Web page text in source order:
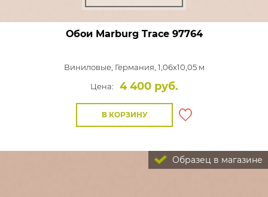
Обои Marburg Trace97764
Виниловые, Германия, 1,06x10,05 м
Цена:
4 400 руб.
В КОРЗИНУ
Образец в магазине